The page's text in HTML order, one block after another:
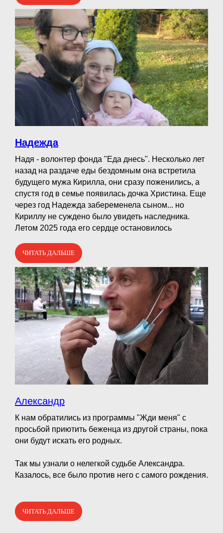
Надежда
Надя - волонтер фонда "Еда днесь". Несколько лет
назад на раздаче еды бездомным она встретила
будущего мужа Кирилла, они сразу поженились, а
спустя год в семье появилась дочка Христина. Еще
через год Надежда забеременела сыном... но
Кириллу не суждено было увидеть наследника.
Летом 2025 года его сердце остановилось
ЧИТАТЬ ДАЛЬШЕ
Александр
К нам обратились из программы "Жди меня" с
просьбой приютить беженца из другой страны, пока
они будут искать его родных.
Так мы узнали о нелегкой судьбе Александра.
Казалось, все было против него с самого рождения.
ЧИТАТЬ ДАЛЬШЕ